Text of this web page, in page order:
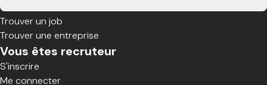
Trouver un job
Trouver une entreprise
Vous êtes recruteur
S'inscrire
Me connecter